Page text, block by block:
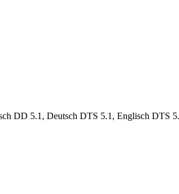
DD 5.1, Deutsch DTS 5.1, Englisch DTS